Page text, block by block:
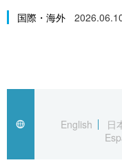
経済・ビジネス
社会
文化
科学・技術
国際・海外
English
日